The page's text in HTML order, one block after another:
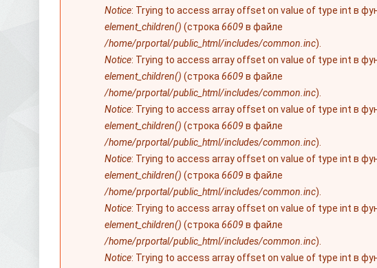
Notice: Trying to access array offset on value of type int в
element_children() (строка 6609 в файле
/home/prportal/public_html/includes/common.inc).
Notice: Trying to access array offset on value of type int в
element_children() (строка 6609 в файле
/home/prportal/public_html/includes/common.inc).
Notice: Trying to access array offset on value of type int в
element_children() (строка 6609 в файле
/home/prportal/public_html/includes/common.inc).
Notice: Trying to access array offset on value of type int в
element_children() (строка 6609 в файле
/home/prportal/public_html/includes/common.inc).
Notice: Trying to access array offset on value of type int в
element_children() (строка 6609 в файле
/home/prportal/public_html/includes/common.inc).
Notice: Trying to access array offset on value of type int в